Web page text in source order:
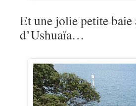
Et une jolie petite
d’Ushuaïa…